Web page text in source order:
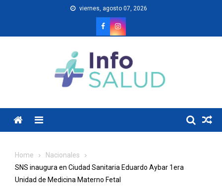
viernes, agosto 07, 2026
Menu
Home
Nacionales
SNS inaugura en Ciudad Sanitaria Eduardo Aybar 1era
Unidad de Medicina Materno Fetal